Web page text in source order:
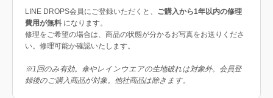
LINE DROPS会員にご登録いただくと、 ご購入から1年以内の修理
費用が無料 になります。
修理をご希望の場合は、商品の状態が分かるお写真をお送りくださ
い。修理可能か確認いたします。
※1回のみ有効。傘やレインウエアの生地破れは対象外。会員登
録後のご購入商品が対象。他社商品は除きます。